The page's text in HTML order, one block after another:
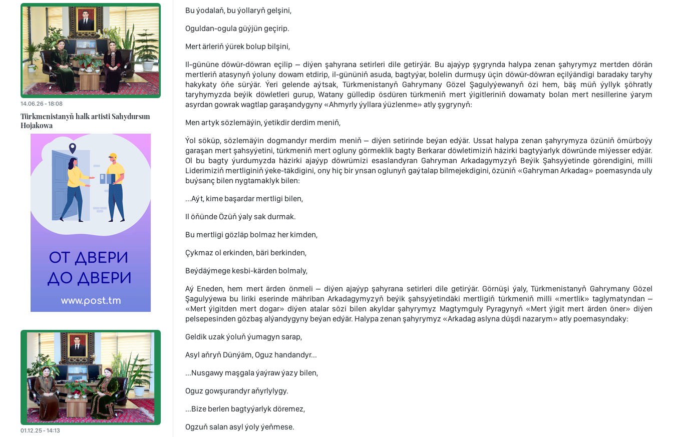
Bu ýodalaň, bu ýollaryň gelşini,
Oguldan-ogula güýjün geçirip.
Mert ärleriň ýürek bolup bilşini,
Il-gününe döwür-döwran eçilip – diýen şahyrana setirleri dile getirýär. Bu ajaýyp şygrynda halypa zenan şahyrymyz mertden dörän
mertleriň atasynyň ýoluny dowam etdirip, il-gününiň asuda, bagtyýar, bolelin durmuşy üçin döwür-döwran eçilýändigi baradaky taryhy
hakykaty öňe sürýär. Ýeri gelende aýtsak, Türkmenistanyň Gahrymany Gözel Şagulyýewanyň özi hem, bäş müň ýyllyk şöhratly
taryhymyzda beýik döwletleri gurup, Watany gülledip ösdüren türkmeniň mert ýigitleriniň dowamaty bolan mert nesillerine ýarym
asyrdan gowrak wagtlap garaşandygyny «Ahmyrly ýyllara ýüzlenme» atly şygrynyň:
Men artyk sözlemäýin, ýetikdir derdim meniň,
Ýol söküp, sözlemäýin dogmandyr merdim meniň – diýen setirinde beýan edýär. Ussat halypa zenan şahyrymyza özüniň ömürboýy
garaşan mert şahsyýetini, türkmeniň mert ogluny görmeklik bagty Berkarar döwletimiziň häzirki bagtyýarlyk döwründe miýesser edýär.
Ol bu bagty ýurdumyzda häzirki ajaýyp döwrümizi esaslandyran Gahryman Arkadagymyzyň Beýik Şahsyýetinde görendigini, milli
Liderimiziň mertliginiň ýeke-täkdigini, ony hiç bir ynsan oglunyň gaýtalap bilmejekdigini, özüniň «Gahryman Arkadag» poemasynda uly
buýsanç bilen nygtamaklyk bilen:
...Aýt, kime başardar mertligi bilen,
Il öňünde Özüň ýaly sak durmak.
Bu mertligi gözläp bolmaz her kimden,
Çykmaz ol erkinden, bäri berkinden,
Beýdäýmege kesbi-kärden bolmaly,
Aý Eneden, hem mert ärden önmeli – diýen ajaýyp şahyrana setirleri dile getirýär. Görnüşi ýaly, Türkmenistanyň Gahrymany Gözel
Şagulyýewa bu liriki eserinde mähriban Arkadagymyzyň beýik şahsyýetindäki mertligiň türkmeniň milli «mertlik» taglymatyndan –
«Mert ýigitden mert dogar» diýen atalar sözi bilen akyldar şahyrymyz Magtymguly Pyragynyň «Mert ýigit mert ärden öner» diýen
pelsepesinden gözbaş alýandygyny beýan edýär. Halypa zenan şahyrymyz «Arkadag aslyna düşdi nazarym» atly poemasyndaky:
Geldik uzak ýoluň ýumagyn sarap,
Asyl aňryň Dünýäm, Oguz handandyr...
...Nusgawy maşgala ýaýraw ýazy bilen,
Oguz gowşurandyr aňyrlylygy.
...Bize berlen bagtyýarlyk döremez,
Ogzuň salan asyl ýoly ýeňmese.
14.06.26 - 18:08
Türkmenistanyň halk artisti Sahydursun
Hojakowa
01.12.25 - 14:13